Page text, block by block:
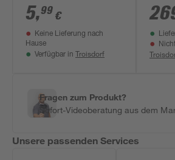
5,99 €
Keine Lieferung nach
Hause
Verfügbar in Troisdorf
80 x
Fragen zum Produkt?
Sofort-Videoberatung aus dem
Unsere passenden Services